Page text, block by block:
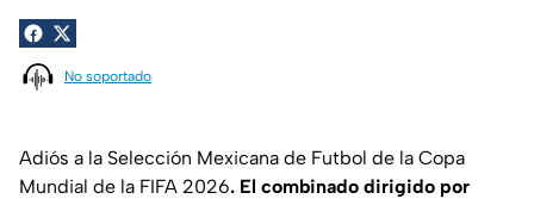
No soportado
Adiós a la Selección Mexicana de Futbol de la Copa
Mundial de la FIFA 2026. El combinado dirigido por